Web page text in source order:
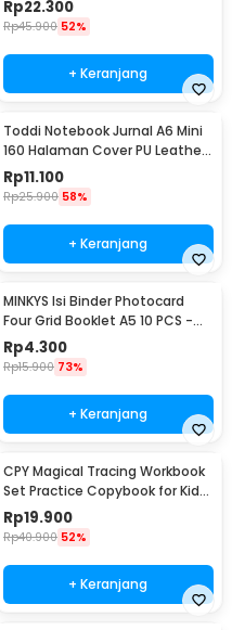
Rp22.300
Rp45.900 52%
+ Keranjang
Toddi Notebook Jurnal A6 Mini
160 Halaman Cover PU Leather
Premium - CW-32
Rp11.100
Rp25.900 58%
+ Keranjang
MINKYS Isi Binder Photocard
Four Grid Booklet A5 10 PCS -
A2021
Rp4.300
Rp15.900 73%
+ Keranjang
CPY Magical Tracing Workbook
Set Practice Copybook for Kids
- 001
Rp19.900
Rp40.900 52%
+ Keranjang